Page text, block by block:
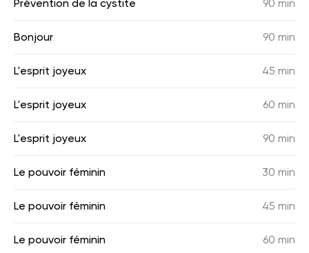
Prévention de la cystite 90 min
Bonjour 90 min
L'esprit joyeux 45 min
L'esprit joyeux 60 min
L'esprit joyeux 90 min
Le pouvoir féminin 30 min
Le pouvoir féminin 45 min
Le pouvoir féminin 60 min